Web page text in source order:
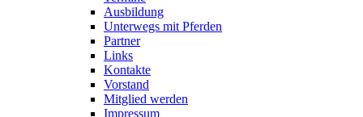
Ausbildung
Unterwegs mit Pferden
Partner
Links
Kontakte
Vorstand
Mitglied werden
Impressum